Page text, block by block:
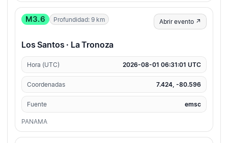
M3.6 Profundidad: 9 km Abrir evento ↗
Los Santos · La Tronoza
Hora (UTC) 2026-08-01 06:31:01 UTC
Coordenadas 7.424, -80.596
Fuente emsc
PANAMA